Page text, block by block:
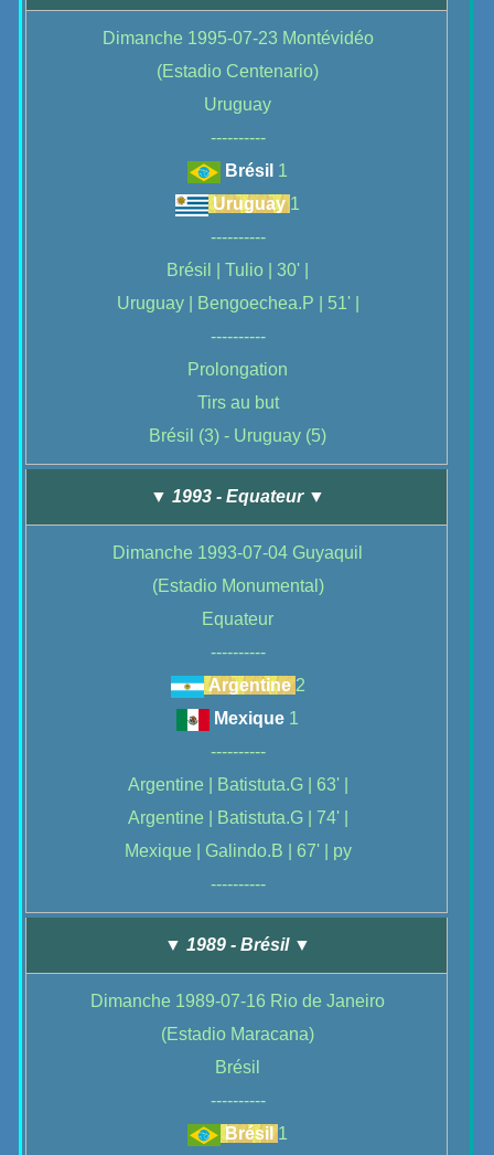
Dimanche 1995-07-23 Montévidéo
(Estadio Centenario)
Uruguay
----------
Brésil 1
Uruguay 1
----------
Brésil | Tulio | 30' |
Uruguay | Bengoechea.P | 51' |
----------
Prolongation
Tirs au but
Brésil (3) - Uruguay (5)
▼ 1993 - Equateur ▼
Dimanche 1993-07-04 Guyaquil
(Estadio Monumental)
Equateur
----------
Argentine 2
Mexique 1
----------
Argentine | Batistuta.G | 63' |
Argentine | Batistuta.G | 74' |
Mexique | Galindo.B | 67' | py
----------
▼ 1989 - Brésil ▼
Dimanche 1989-07-16 Rio de Janeiro
(Estadio Maracana)
Brésil
----------
Brésil 1